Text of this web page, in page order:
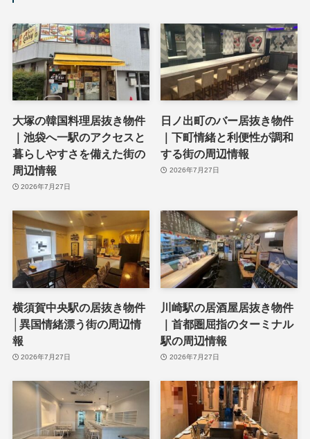
大塚の韓国料理居抜き物件
｜池袋へ一駅のアクセスと
暮らしやすさを備えた街の
周辺情報
2026年7月27日
日ノ出町のバー居抜き物件
｜下町情緒と利便性が調和
する街の周辺情報
2026年7月27日
横須賀中央駅の居抜き物件
│異国情緒漂う街の周辺情
報
2026年7月27日
川崎駅の居酒屋居抜き物件
｜首都圏屈指のターミナル
駅の周辺情報
2026年7月27日